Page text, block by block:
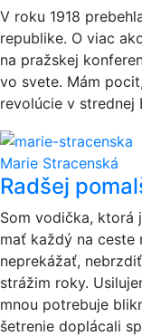
V roku 1918
republike. O viac
na pražskej
vo svete. Mám
revolúcie v strednej
Marie Stracenská
Radšej
Som vodička, ktorá
mať každý na ceste
neprekážať,
strážim roky.
mnou potrebuje
šetrenie doplácali